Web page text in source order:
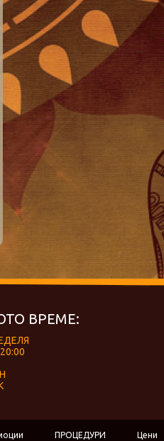
ВРЕМЕ:
ПРОЦЕДУРИ Цени